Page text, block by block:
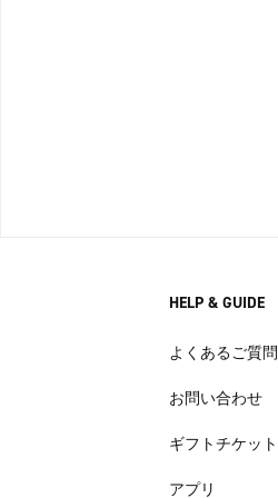
HELP & GUIDE
よくあるご質問
お問い合わせ
ギフトチケット
アプリ